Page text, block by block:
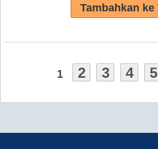
1 2 3 4 5